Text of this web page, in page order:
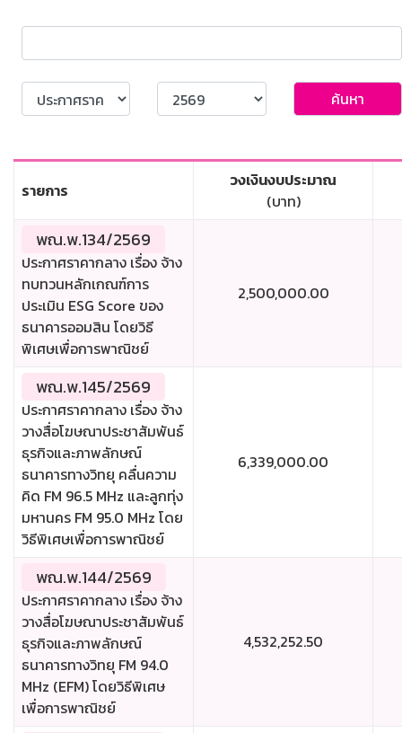
ค้นหา
รายการ
วงเงินงบประมาณ
(บาท)
พณ.พ.134/2569
ประกาศราคากลาง เรื่อง จ้าง
ทบทวนหลักเกณฑ์การ
ประเมิน ESG Score ของ
ธนาคารออมสิน โดยวิธี
พิเศษเพื่อการพาณิชย์
2,500,000.00
พณ.พ.145/2569
ประกาศราคากลาง เรื่อง จ้าง
วางสื่อโฆษณาประชาสัมพันธ์
ธุรกิจและภาพลักษณ์
ธนาคารทางวิทยุ คลื่นความ
คิด FM 96.5 MHz และลูกทุ่ง
มหานคร FM 95.0 MHz โดย
วิธีพิเศษเพื่อการพาณิชย์
6,339,000.00
พณ.พ.144/2569
ประกาศราคากลาง เรื่อง จ้าง
วางสื่อโฆษณาประชาสัมพันธ์
ธุรกิจและภาพลักษณ์
ธนาคารทางวิทยุ FM 94.0
MHz (EFM) โดยวิธีพิเศษ
เพื่อการพาณิชย์
4,532,252.50